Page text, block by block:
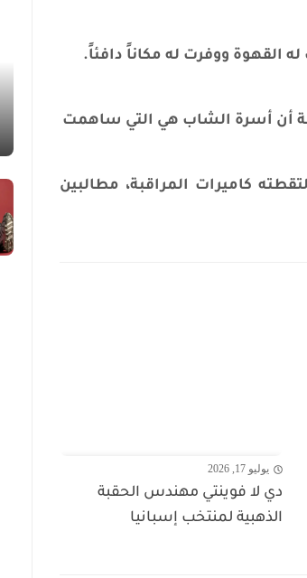
القهوة ووفرت له مكاناً دافئاً.
أن أسرة الشاب هي التي ساهمت
كاميرات المراقبة، مطالبين
يوليو 17, 2026
دي لا فوينتي مهندس الحقبة
الذهبية لمنتخب إسبانيا